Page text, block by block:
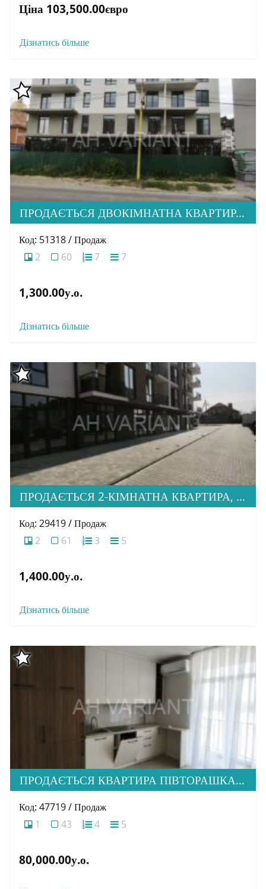
Ціна 103,500.00євро
Дізнатись більше
ПРОДАЄТЬСЯ ДВОКІМНАТНА КВАРТИРА З ІДЕАЛЬНОЮ ЛОКАЦІЄЮ В М. УЖГОРОД
Код: 51318 / Продаж
2
60 7 7
1,300.00у.о.
Дізнатись більше
ПРОДАЄТЬСЯ 2-КІМНАТНА КВАРТИРА, ЖК ЗАГОРСЬКА
Код: 29419 / Продаж
2
61 3 5
1,400.00у.о.
Дізнатись більше
ПРОДАЄТЬСЯ КВАРТИРА ПІВТОРАШКА В НОВОБУДОВІ, ЖК ЗАГОРСЬКА
Код: 47719 / Продаж
1
43 4 5
80,000.00у.о.